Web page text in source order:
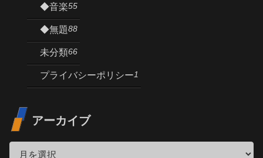
◆音楽55
◆無題88
未分類66
プライバシーポリシー1
アーカイブ